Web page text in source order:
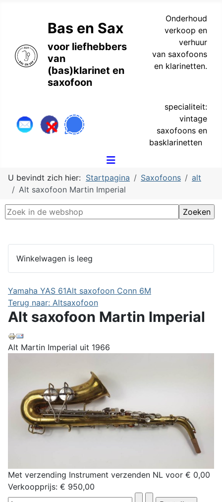
Bas en Sax
voor liefhebbers
van
(bas)klarinet en
saxofoon
Onderhoud
verkoop en
verhuur
van saxofoons
en klarinetten.
specialiteit:
vintage
saxofoons en
basklarinetten
U bevindt zich hier: Startpagina Saxofoons
alt
Alt saxofoon Martin Imperial
Winkelwagen is leeg
Yamaha YAS 61Alt saxofoon Conn 6M
Terug naar: Altsaxofoon
Alt saxofoon Martin Imperial
Alt Martin Imperial uit 1966
Met verzending Instrument verzenden NL voor € 0,00
Verkoopprijs: € 950,00